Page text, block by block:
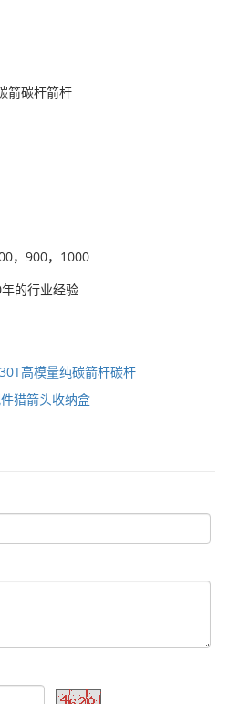
箭碳杆箭杆
，900，1000
的行业经验
高模量纯碳箭杆碳杆
猎箭头收纳盒